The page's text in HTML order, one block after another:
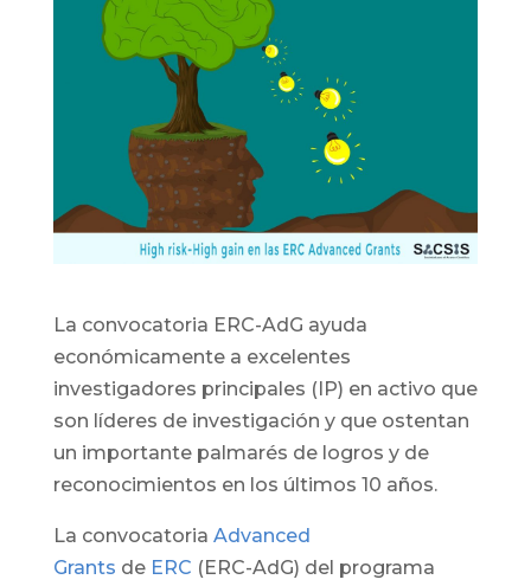
La convocatoria ERC-AdG ayuda
económicamente a excelentes
investigadores principales (IP) en activo que
son líderes de investigación y que ostentan
un importante palmarés de logros y de
reconocimientos en los últimos 10 años.
La convocatoria Advanced
Grants de ERC (ERC-AdG) del programa